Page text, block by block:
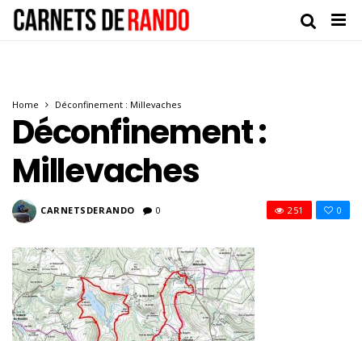
Home Déconfinement : Millevaches
Déconfinement :
Millevaches
CARNETSDERANDO 0 0
251